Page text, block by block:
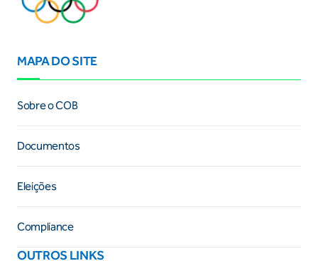
MAPA DO SITE
Sobre o COB
Documentos
Eleições
Compliance
OUTROS LINKS